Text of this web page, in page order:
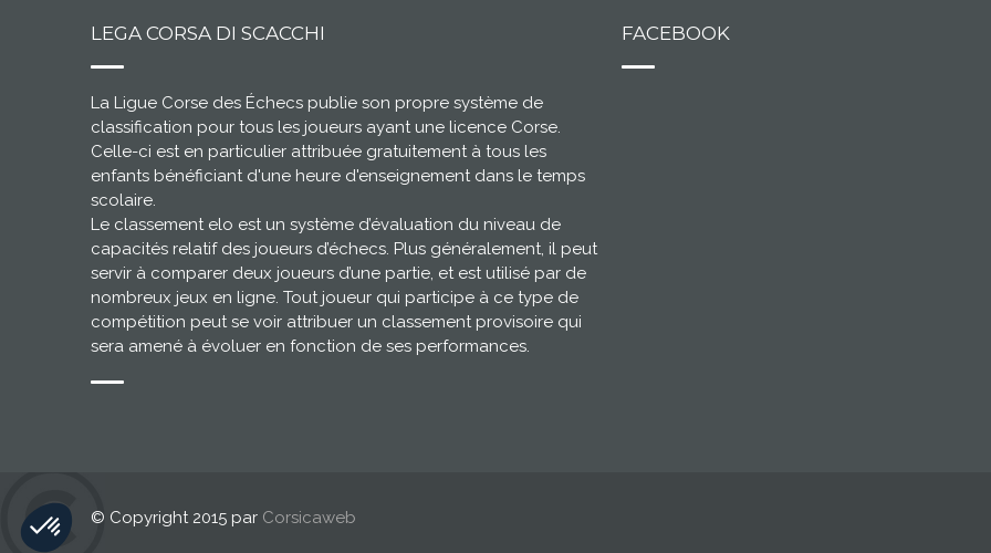
LEGA CORSA DI SCACCHI
La Ligue Corse des Échecs publie son propre système de
classification pour tous les joueurs ayant une licence Corse.
Celle-ci est en particulier attribuée gratuitement à tous les
enfants bénéficiant d'une heure d'enseignement dans le temps
scolaire.
Le classement elo est un système d’évaluation du niveau de
capacités relatif des joueurs d’échecs. Plus généralement, il peut
servir à comparer deux joueurs d’une partie, et est utilisé par de
nombreux jeux en ligne. Tout joueur qui participe à ce type de
compétition peut se voir attribuer un classement provisoire qui
sera amené à évoluer en fonction de ses performances.
FACEBOOK
© Copyright 2015 par Corsicaweb